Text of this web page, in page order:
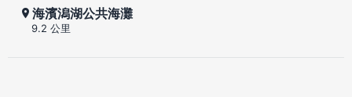
海濱潟湖公共海灘
9.2 公里